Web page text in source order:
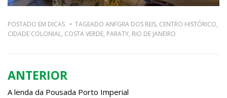
POSTADO EM DICAS TAGEADO ANFGRA DOS REIS, CENTRO HISTÓRICO,
CIDADE COLONIAL, COSTA VERDE, PARATY, RIO DE JANEIRO
Navegação
ANTERIOR
A lenda da Pousada Porto Imperial